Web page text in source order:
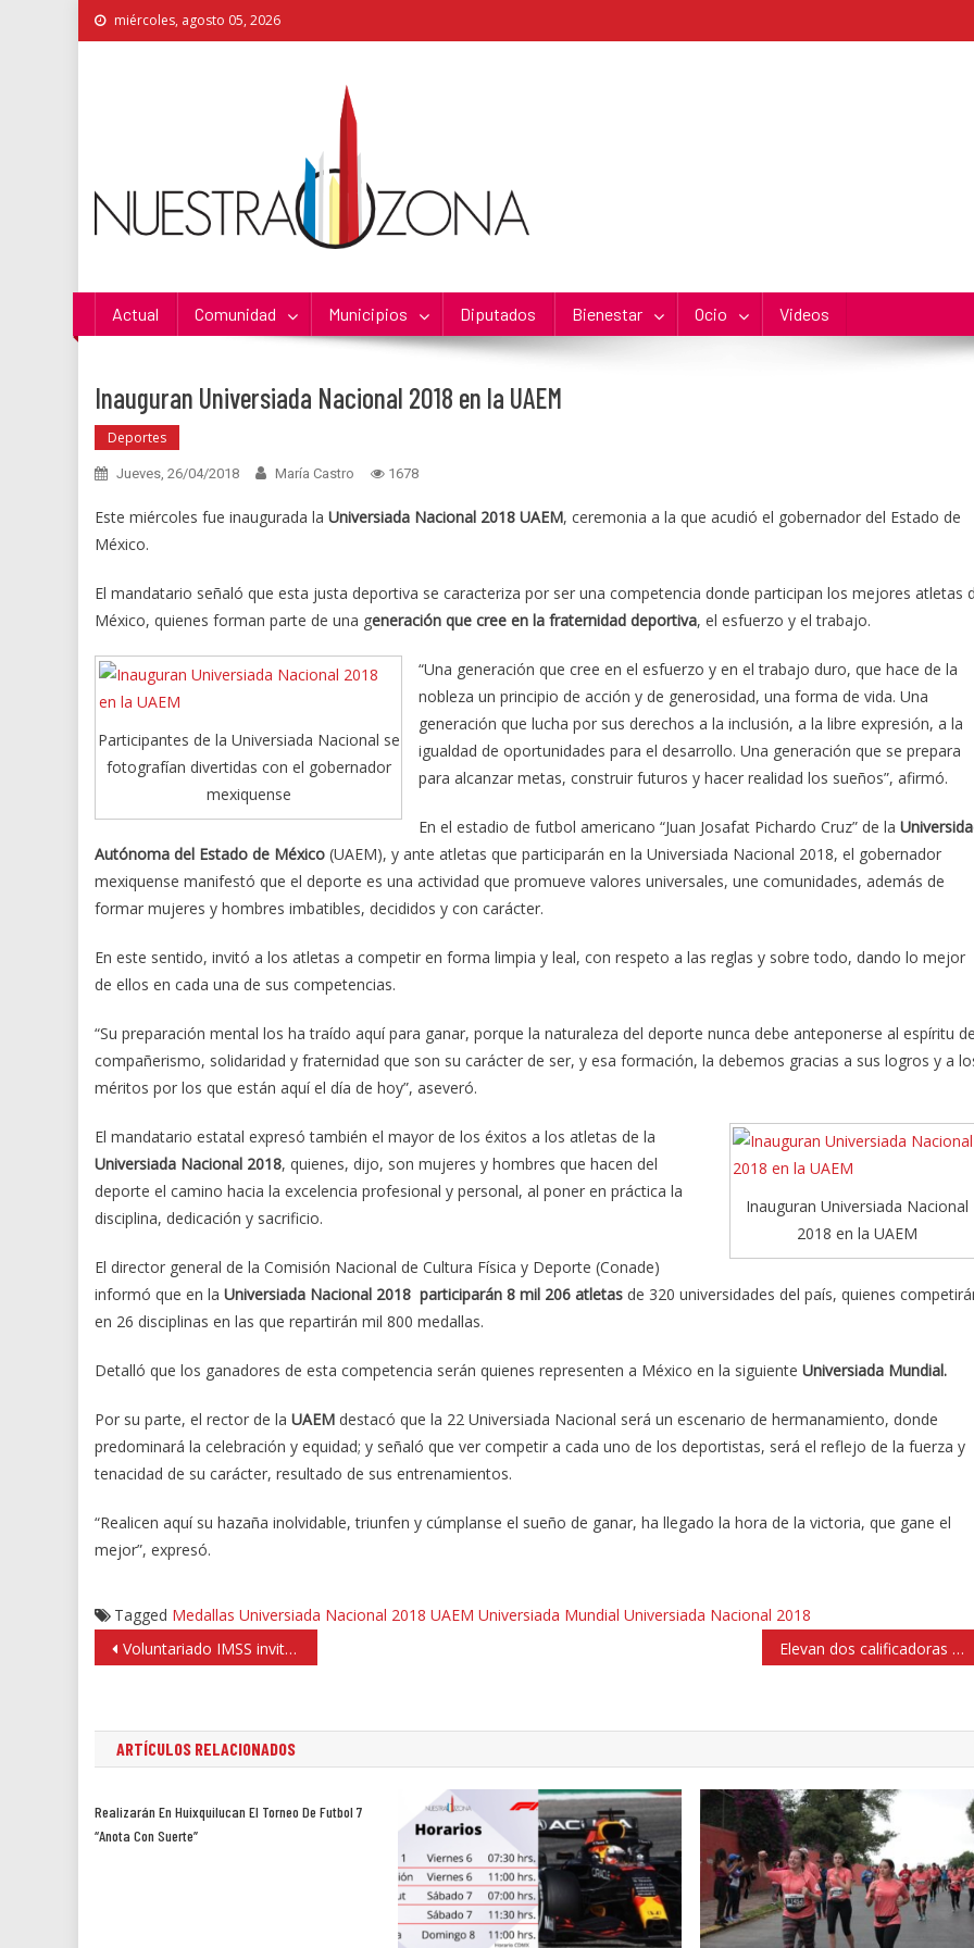
Skip
to
miércoles, agosto 05, 2026
Actual Comunidad Municipios Diputados Bienestar Ocio Videos
Inauguran Universiada Nacional 2018 en la UAEM
Deportes
Jueves, 26/04/2018 María Castro 1678
Este miércoles fue inaugurada la Universiada Nacional 2018 UAEM, ceremonia a la que acudió el gobernador del Estado de
México.
El mandatario señaló que esta justa deportiva se caracteriza por ser una competencia donde participan los mejores atletas
México, quienes forman parte de una generación que cree en la fraternidad deportiva, el esfuerzo y el trabajo.
Participantes de la Universiada Nacional se
fotografían divertidas con el gobernador
mexiquense
“Una generación que cree en el esfuerzo y en el trabajo duro, que hace de la
nobleza un principio de acción y de generosidad, una forma de vida. Una
generación que lucha por sus derechos a la inclusión, a la libre expresión, a la
igualdad de oportunidades para el desarrollo. Una generación que se prepara
para alcanzar metas, construir futuros y hacer realidad los sueños”, afirmó.
En el estadio de futbol americano “Juan Josafat Pichardo Cruz” de la
Autónoma del Estado de México (UAEM), y ante atletas que participarán en la Universiada Nacional 2018, el gobernador
mexiquense manifestó que el deporte es una actividad que promueve valores universales, une comunidades, además de
formar mujeres y hombres imbatibles, decididos y con carácter.
En este sentido, invitó a los atletas a competir en forma limpia y leal, con respeto a las reglas y sobre todo, dando lo mejor
de ellos en cada una de sus competencias.
“Su preparación mental los ha traído aquí para ganar, porque la naturaleza del deporte nunca debe anteponerse al espíritu de
compañerismo, solidaridad y fraternidad que son su carácter de ser, y esa formación, la debemos gracias a sus logros y a
méritos por los que están aquí el día de hoy”, aseveró.
Inauguran Universiada Nacional
2018 en la UAEM
El mandatario estatal expresó también el mayor de los éxitos a los atletas de la
Universiada Nacional 2018, quienes, dijo, son mujeres y hombres que hacen del
deporte el camino hacia la excelencia profesional y personal, al poner en práctica la
disciplina, dedicación y sacrificio.
El director general de la Comisión Nacional de Cultura Física y Deporte (Conade)
informó que en la Universiada Nacional 2018 participarán 8 mil 206 atletas de 320 universidades del país, quienes
en 26 disciplinas en las que repartirán mil 800 medallas.
Detalló que los ganadores de esta competencia serán quienes representen a México en la siguiente Universiada Mundial.
Por su parte, el rector de la UAEM destacó que la 22 Universiada Nacional será un escenario de hermanamiento, donde
predominará la celebración y equidad; y señaló que ver competir a cada uno de los deportistas, será el reflejo de la fuerza y
tenacidad de su carácter, resultado de sus entrenamientos.
“Realicen aquí su hazaña inolvidable, triunfen y cúmplanse el sueño de ganar, ha llegado la hora de la victoria, que gane el
mejor”, expresó.
Tagged Medallas Universiada Nacional 2018 UAEM Universiada Mundial Universiada Nacional 2018
Navegación
de
Voluntariado IMSS invita a donar juguetes para niños hospitalizados Elevan dos calificadoras confianza crediticia a Atizapán
ARTÍCULOS RELACIONADOS
Realizarán En Huixquilucan El Torneo De Futbol 7
“Anota Con Suerte”